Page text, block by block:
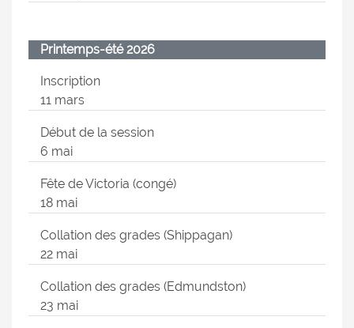
Printemps-été 2026
Inscription
11 mars
Début de la session
6 mai
Fête de Victoria (congé)
18 mai
Collation des grades (Shippagan)
22 mai
Collation des grades (Edmundston)
23 mai